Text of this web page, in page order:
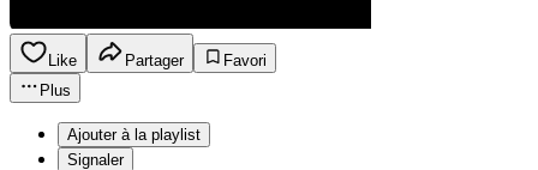
Like Partager
Favori
Plus
Ajouter à la playlist
Signaler